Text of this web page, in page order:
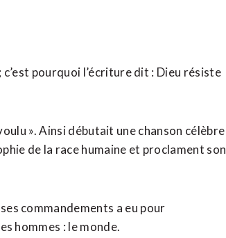
pourquoi l’écriture dit : Dieu résiste
». Ainsi débutait une chanson célèbre
de la race humaine et proclament son
commandements a eu pour
hommes : le monde.